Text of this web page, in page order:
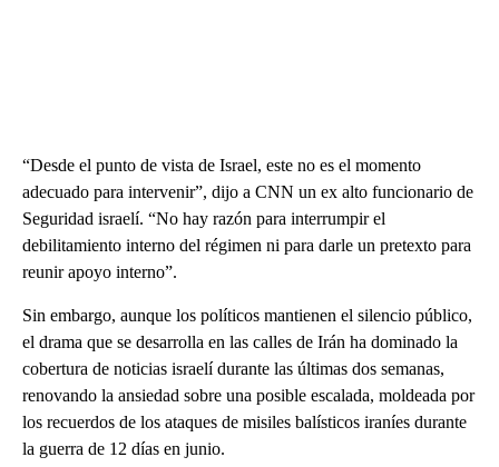
“Desde el punto de vista de Israel, este no es el momento
adecuado para intervenir”, dijo a CNN un ex alto funcionario de
Seguridad israelí. “No hay razón para interrumpir el
debilitamiento interno del régimen ni para darle un pretexto para
reunir apoyo interno”.
Sin embargo, aunque los políticos mantienen el silencio público,
el drama que se desarrolla en las calles de Irán ha dominado la
cobertura de noticias israelí durante las últimas dos semanas,
renovando la ansiedad sobre una posible escalada, moldeada por
los recuerdos de los ataques de misiles balísticos iraníes durante
la guerra de 12 días en junio.